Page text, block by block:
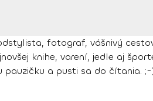
fotograf, vášnivý
knihe, varení, jedle aj
pauzičku a pusti sa do čítania. ;-